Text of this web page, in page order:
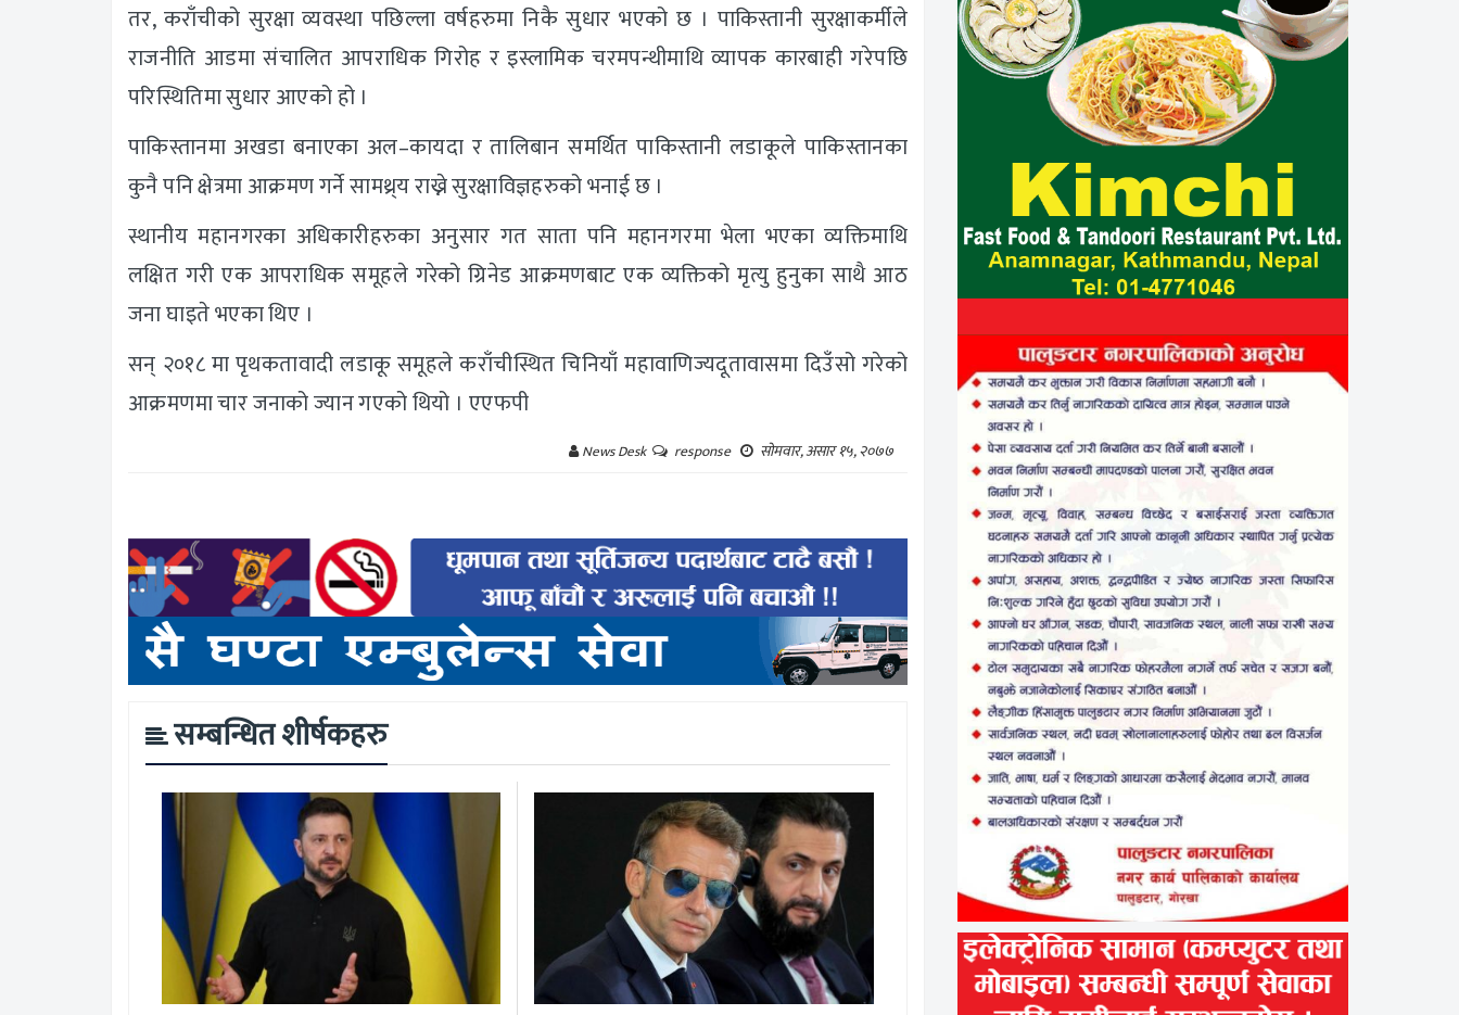
तर, कराँचीको सुरक्षा व्यवस्था पछिल्ला वर्षहरुमा निकै सुधार भएको छ । पाकिस्तानी सुरक्षाकर्मीले
राजनीति आडमा संचालित आपराधिक गिरोह र इस्लामिक चरमपन्थीमाथि व्यापक कारबाही गरेपछि
परिस्थितिमा सुधार आएको हो ।
पाकिस्तानमा अखडा बनाएका अल–कायदा र तालिबान समर्थित पाकिस्तानी लडाकूले पाकिस्तानका
कुनै पनि क्षेत्रमा आक्रमण गर्ने सामथ्र्य राख्ने सुरक्षाविज्ञहरुको भनाई छ ।
स्थानीय महानगरका अधिकारीहरुका अनुसार गत साता पनि महानगरमा भेला भएका व्यक्तिमाथि
लक्षित गरी एक आपराधिक समूहले गरेको ग्रिनेड आक्रमणबाट एक व्यक्तिको मृत्यु हुनुका साथै आठ
जना घाइते भएका थिए ।
सन् २०१८ मा पृथकतावादी लडाकू समूहले कराँचीस्थित चिनियाँ महावाणिज्यदूतावासमा दिउँसो गरेको
आक्रमणमा चार जनाको ज्यान गएको थियो । एएफपी
News Desk response सोमवार, असार १५, २०७७
सम्बन्धित शीर्षकहरु